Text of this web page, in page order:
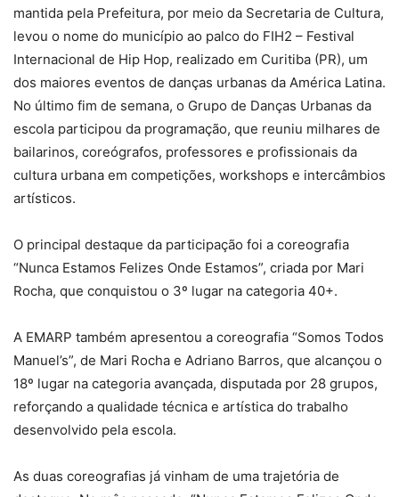
mantida pela Prefeitura, por meio da Secretaria de Cultura,
levou o nome do município ao palco do FIH2 – Festival
Internacional de Hip Hop, realizado em Curitiba (PR), um
dos maiores eventos de danças urbanas da América Latina.
No último fim de semana, o Grupo de Danças Urbanas da
escola participou da programação, que reuniu milhares de
bailarinos, coreógrafos, professores e profissionais da
cultura urbana em competições, workshops e intercâmbios
artísticos.
O principal destaque da participação foi a coreografia
“Nunca Estamos Felizes Onde Estamos”, criada por Mari
Rocha, que conquistou o 3º lugar na categoria 40+.
A EMARP também apresentou a coreografia “Somos Todos
Manuel’s”, de Mari Rocha e Adriano Barros, que alcançou o
18º lugar na categoria avançada, disputada por 28 grupos,
reforçando a qualidade técnica e artística do trabalho
desenvolvido pela escola.
As duas coreografias já vinham de uma trajetória de